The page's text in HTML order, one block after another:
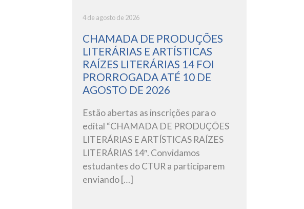
4 de agosto de 2026
CHAMADA DE PRODUÇÕES
LITERÁRIAS E ARTÍSTICAS
RAÍZES LITERÁRIAS 14 FOI
PRORROGADA ATÉ 10 DE
AGOSTO DE 2026
Estão abertas as inscrições para o
edital “CHAMADA DE PRODUÇÕES
LITERÁRIAS E ARTÍSTICAS RAÍZES
LITERÁRIAS 14″. Convidamos
estudantes do CTUR a participarem
enviando […]